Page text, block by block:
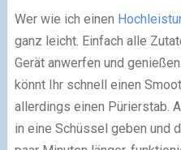
Wer wie ich einen
ganz leicht. Einfach alle
Gerät anwerfen und
könnt Ihr schnell einen
allerdings einen Pürierstab.
in eine Schüssel geben und